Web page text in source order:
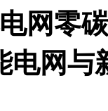
网零
电网与